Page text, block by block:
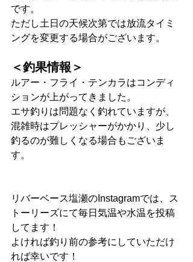
です。
ただし土日の天候次第では放流タイミ
ングを変更する場合がございます。
＜釣果情報＞
ルアー・フライ・テンカラはコンディ
ションが上がってきました。
エサ釣りは問題なく釣れていますが、
混雑時はプレッシャーがかかり、少し
釣るのが難しくなる場合もございま
す。
リバーベース塩瀬のInstagramでは、ス
トーリーズにて毎日気温や水温を投稿
してます！
よければ釣り前の参考にしていただけ
れば幸いです！